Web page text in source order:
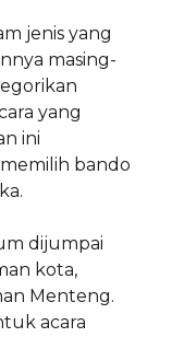
jenis yang
masing-
yang
ini
bando
dijumpai
kota,
Menteng.
acara